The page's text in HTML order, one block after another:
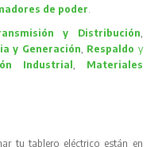
de poder
y Distribución
y Generación Respaldo y
Industrial
Materiales
tu tablero eléctrico están en